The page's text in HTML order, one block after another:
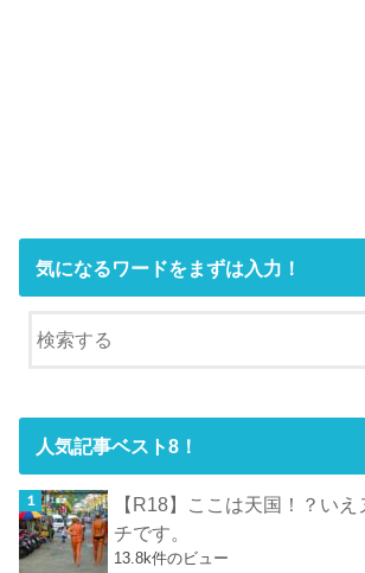
気になるワードをまずは入力！
人気記事ベスト8！
【R18】ここは天国！？い
チです。
13.8k件のビュー